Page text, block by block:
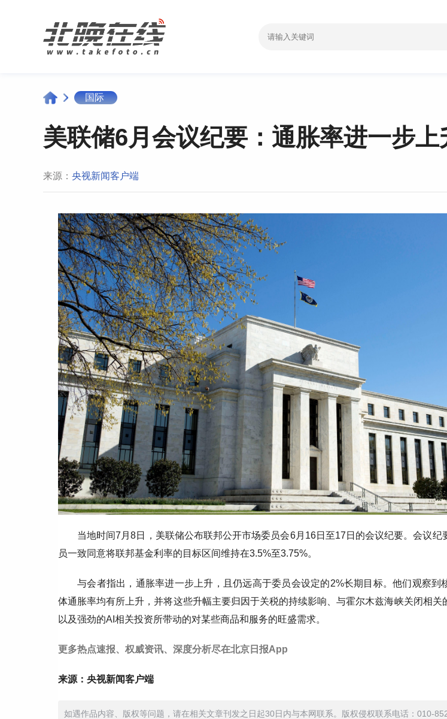
国际
美联储6月会议纪要：通胀率进一步
来源： 央视新闻客户端
当地时间7月8日，美联储公布联邦公开市场委员会6月16日至17日的会议纪要。会议纪
员一致同意将联邦基金利率的目标区间维持在3.5%至3.75%。
与会者指出，通胀率进一步上升，且仍远高于委员会设定的2%长期目标。他们观察到
体通胀率均有所上升，并将这些升幅主要归因于关税的持续影响、与霍尔木兹海峡关闭相关
以及强劲的AI相关投资所带动的对某些商品和服务的旺盛需求。
更多热点速报、权威资讯、深度分析尽在北京日报App
来源：央视新闻客户端
如遇作品内容、版权等问题，请在相关文章刊发之日起30日内与本网联系。版权侵权联系电话：010-